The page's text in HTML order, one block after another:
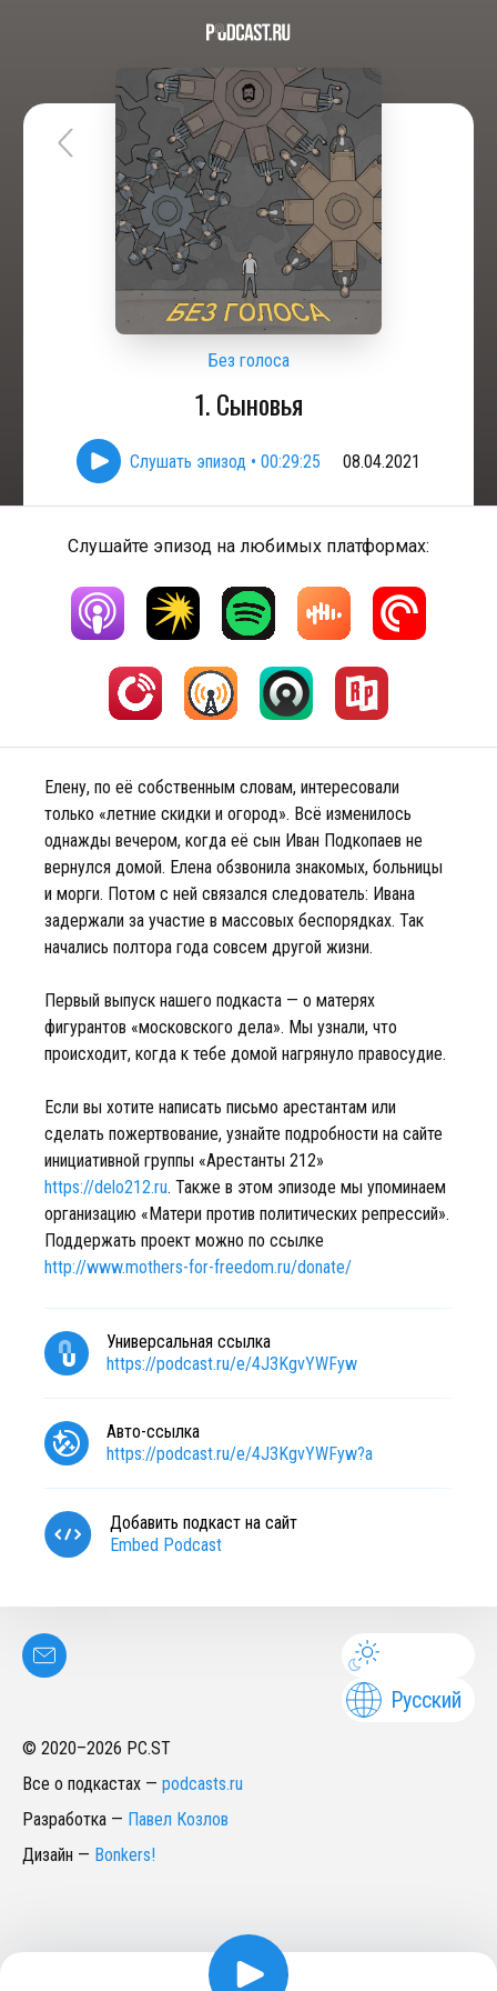
Без голоса
1. Сыновья
Слушать эпизод • 00:29:25 08.04.2021
Слушайте эпизод на любимых платформах:
Елену, по её собственным словам, интересовали
только «летние скидки и огород». Всё изменилось
однажды вечером, когда её сын Иван Подкопаев не
вернулся домой. Елена обзвонила знакомых, больницы
и морги. Потом с ней связался следователь: Ивана
задержали за участие в массовых беспорядках. Так
начались полтора года совсем другой жизни.
Первый выпуск нашего подкаста — о матерях
фигурантов «московского дела». Мы узнали, что
происходит, когда к тебе домой нагрянуло правосудие.
Если вы хотите написать письмо арестантам или
сделать пожертвование, узнайте подробности на сайте
инициативной группы «Арестанты 212»
https://delo212.ru. Также в этом эпизоде мы упоминаем
организацию «Матери против политических репрессий».
Поддержать проект можно по ссылке
http://www.mothers-for-freedom.ru/donate/
Универсальная ссылка
https://podcast.ru/e/4J3KgvYWFyw
Авто-ссылка
https://podcast.ru/e/4J3KgvYWFyw?a
Добавить подкаст на сайт
Embed Podcast
Русский
© 2020–2026 PC.ST
Все о подкастах — podcasts.ru
Разработка — Павел Козлов
Дизайн — Bonkers!